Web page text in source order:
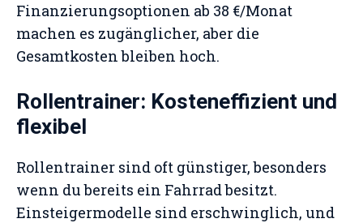
Finanzierungsoptionen ab 38 €/Monat
machen es zugänglicher, aber die
Gesamtkosten bleiben hoch.
Rollentrainer: Kosteneffizient und
flexibel
Rollentrainer sind oft günstiger, besonders
wenn du bereits ein Fahrrad besitzt.
Einsteigermodelle sind erschwinglich, und